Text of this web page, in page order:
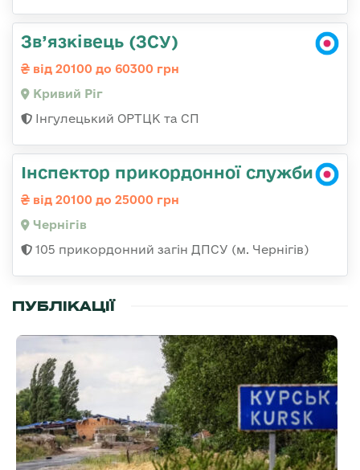
Зв’язківець (ЗСУ)
від 20100 до 60300 грн
Кривий Ріг
Інгулецький ОРТЦК та СП
Інспектор прикордонної служби
від 20100 до 25000 грн
Чернігів
105 прикордонний загін ДПСУ (м. Чернігів)
ПУБЛІКАЦІЇ